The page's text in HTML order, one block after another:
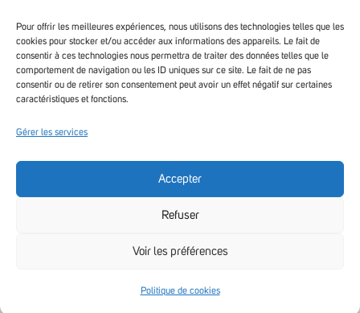
Pour offrir les meilleures expériences, nous utilisons des technologies telles que les
cookies pour stocker et/ou accéder aux informations des appareils. Le fait de
consentir à ces technologies nous permettra de traiter des données telles que le
comportement de navigation ou les ID uniques sur ce site. Le fait de ne pas
consentir ou de retirer son consentement peut avoir un effet négatif sur certaines
caractéristiques et fonctions.
Gérer les services
Accepter
Refuser
Voir les préférences
Politique de cookies
CONTACT
Accessibilité non conforme